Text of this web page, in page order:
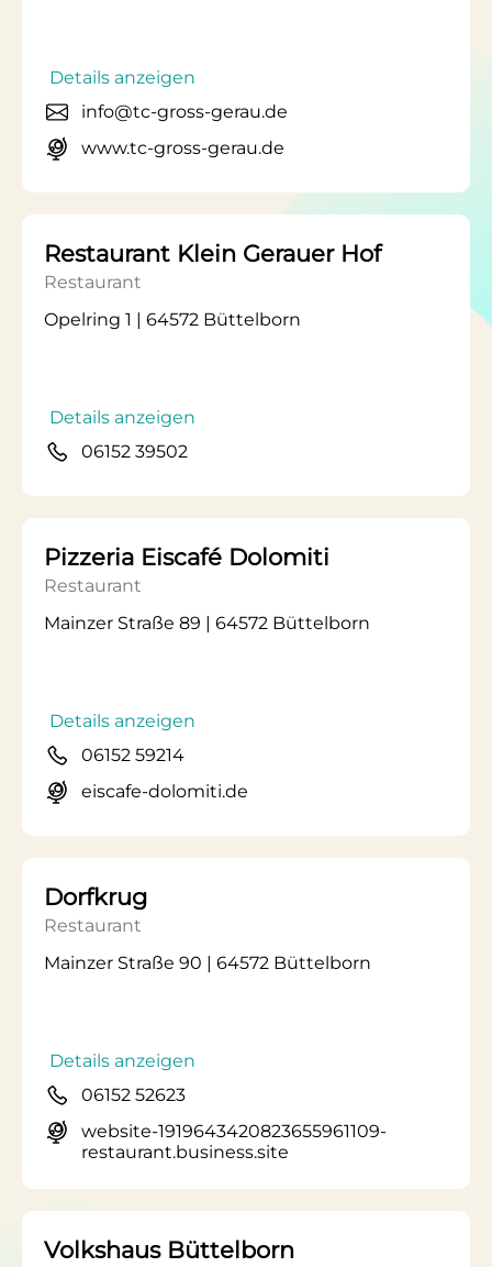
Details anzeigen
info@tc-gross-gerau.de
www.tc-gross-gerau.de
Restaurant Klein Gerauer Hof
Restaurant
Opelring 1 | 64572 Büttelborn
Details anzeigen
06152 39502
Pizzeria Eiscafé Dolomiti
Restaurant
Mainzer Straße 89 | 64572 Büttelborn
Details anzeigen
06152 59214
eiscafe-dolomiti.de
Dorfkrug
Restaurant
Mainzer Straße 90 | 64572 Büttelborn
Details anzeigen
06152 52623
website-1919643420823655961109-
restaurant.business.site
Volkshaus Büttelborn